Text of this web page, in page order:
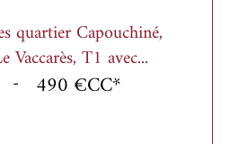
quartier Capouchiné,
Vaccarès, T1 avec...
- 490 €CC*